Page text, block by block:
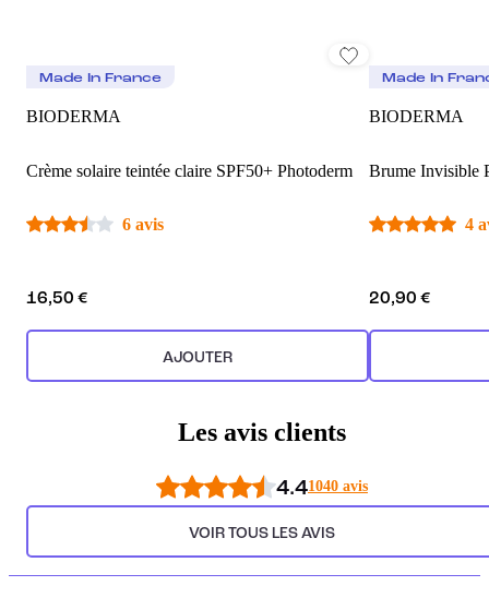
Made In France
BIODERMA
Crème solaire teintée claire SPF50+ Photoderm
6 avis
16,50 €
AJOUTER
Made In
BIODERMA
Brume Invisible
4
20,90 €
Les avis clients
4.41040 avis
VOIR TOUS LES AVIS